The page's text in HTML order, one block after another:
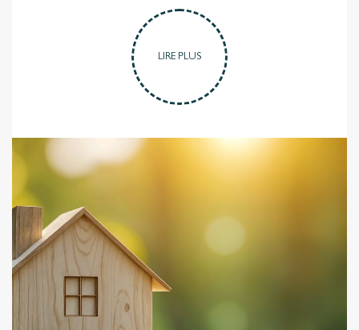
LIRE PLUS